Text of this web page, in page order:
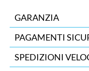
GARANZIA
PAGAMENTI
SPEDIZIONI